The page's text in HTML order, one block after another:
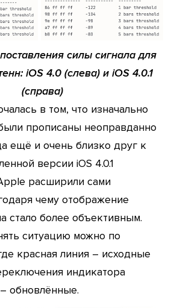
силы сигнала для
iOS 4.0 (слева) и iOS 4.0.1
(справа)
в том, что изначально
прописаны неоправданно
ещё и очень близко друг к
версии iOS 4.0.1
расширили сами
чему отображение
стало более объективным.
ситуацию можно по
красная линия – исходные
индикатора
обновлённые.